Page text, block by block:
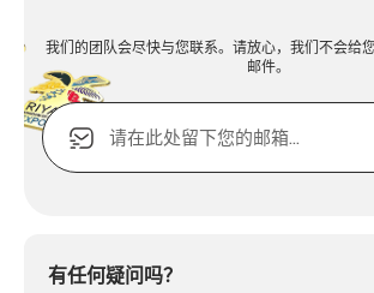
我们的团队会尽快与您联系。请放心，我们不会给
邮件。
电
子
邮
电
有任何疑问吗？